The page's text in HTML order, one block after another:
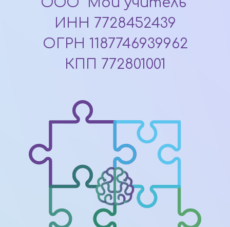
ИНН 7728452439
ОГРН 1187746939962
КПП 772801001